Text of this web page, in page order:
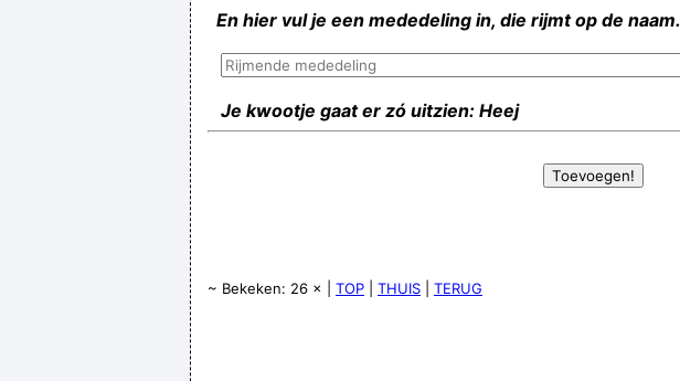
En hier vul je een mededeling in, die rijmt op de naam.
Je kwootje gaat er zó uitzien: Heej
~ Bekeken: 26 × | TOP THUIS TERUG